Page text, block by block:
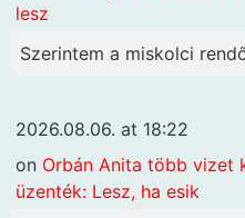
lesz
Szerintem a miskolci
2026.08.06. at 18:22
on Orbán Anita több vizet
üzenték: Lesz, ha esik